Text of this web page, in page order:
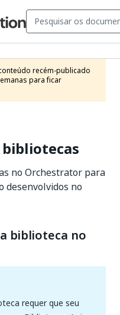
recém-publicado
para ficar
no Orchestrator para
desenvolvidos no
biblioteca no
requer que seu